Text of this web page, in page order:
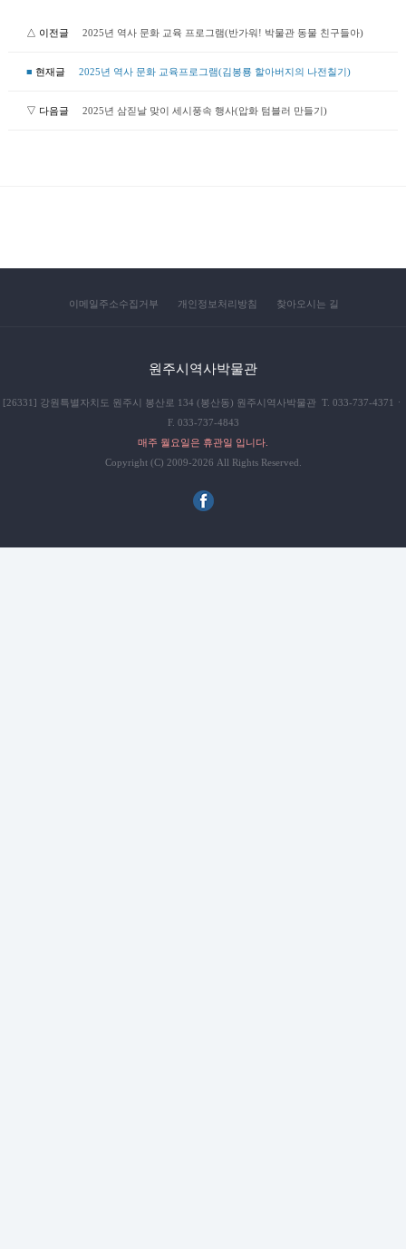
△ 이전글 2025년 역사 문화 교육 프로그램(반가워! 박물관 동물 친구들아)
■ 현재글 2025년 역사 문화 교육프로그램(김봉룡 할아버지의 나전칠기)
▽ 다음글 2025년 삼짇날 맞이 세시풍속 행사(압화 텀블러 만들기)
이메일주소수집거부 개인정보처리방침 찾아오시는 길
원주시역사박물관
[26331] 강원특별자치도 원주시 봉산로 134 (봉산동) 원주시역사박물관 T. 033-737-4371ㆍ
F. 033-737-4843
매주 월요일은 휴관일 입니다.
Copyright (C) 2009-2026 All Rights Reserved.